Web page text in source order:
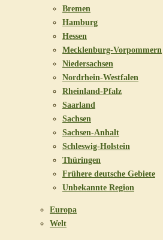
Bremen
Hamburg
Hessen
Mecklenburg-Vorpommern
Niedersachsen
Nordrhein-Westfalen
Rheinland-Pfalz
Saarland
Sachsen
Sachsen-Anhalt
Schleswig-Holstein
Thüringen
Frühere deutsche Gebiete
Unbekannte Region
Europa
Welt